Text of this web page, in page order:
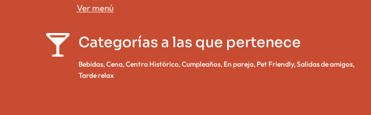
Ver menú
 Categorías a las que pertenece
Bebidas,Cena,Centro Histórico,Cumpleaños, En pareja, Pet Friendly,Salidas de amigos,
Tarde relax